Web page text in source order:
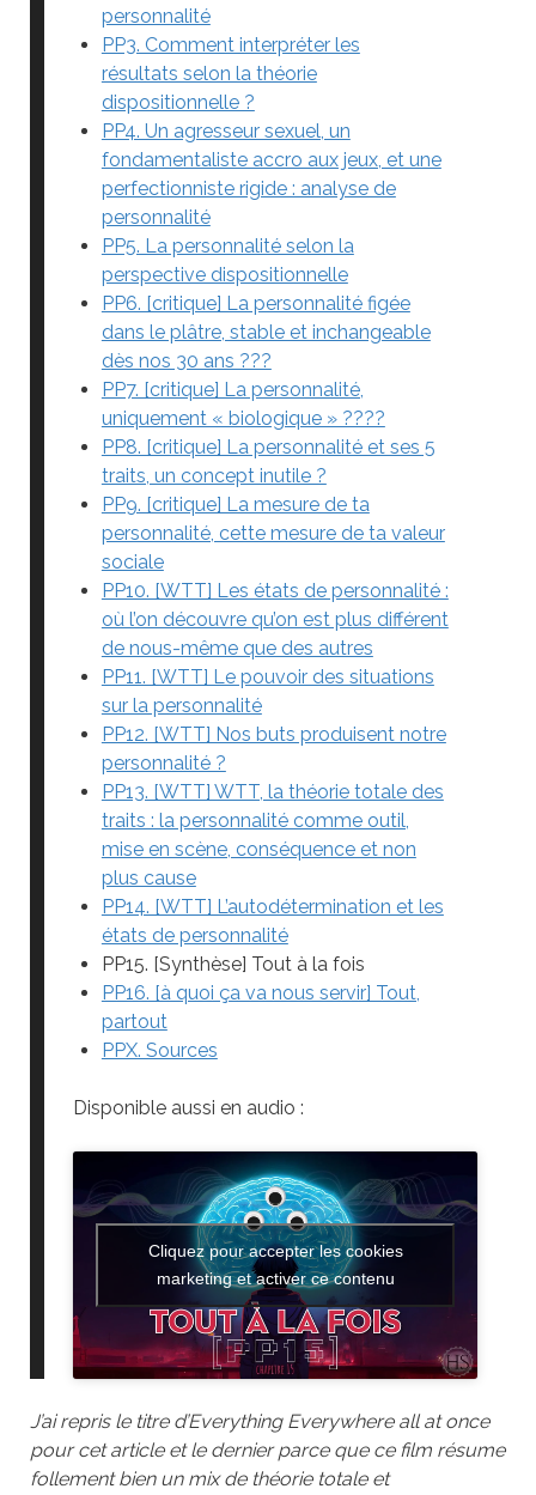
personnalité
PP3. Comment interpréter les
résultats selon la théorie
dispositionnelle ?
PP4. Un agresseur sexuel, un
fondamentaliste accro aux jeux, et une
perfectionniste rigide : analyse de
personnalité
PP5. La personnalité selon la
perspective dispositionnelle
PP6. [critique] La personnalité figée
dans le plâtre, stable et inchangeable
dès nos 30 ans ???
PP7. [critique] La personnalité,
uniquement « biologique » ????
PP8. [critique] La personnalité et ses 5
traits, un concept inutile ?
PP9. [critique] La mesure de ta
personnalité, cette mesure de ta valeur
sociale
PP10. [WTT] Les états de personnalité :
où l’on découvre qu’on est plus différent
de nous-même que des autres
PP11. [WTT] Le pouvoir des situations
sur la personnalité
PP12. [WTT] Nos buts produisent notre
personnalité ?
PP13. [WTT] WTT, la théorie totale des
traits : la personnalité comme outil,
mise en scène, conséquence et non
plus cause
PP14. [WTT] L’autodétermination et les
états de personnalité
PP15. [Synthèse] Tout à la fois
PP16. [à quoi ça va nous servir] Tout,
partout
PPX. Sources
Disponible aussi en audio :
Cliquez pour accepter les cookies
marketing et activer ce contenu
J’ai repris le titre d’Everything Everywhere all at once
pour cet article et le dernier parce que ce film résume
follement bien un mix de théorie totale et